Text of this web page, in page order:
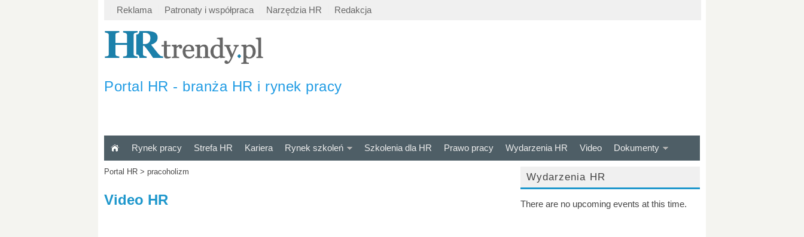
Reklama Patronaty i współpraca Narzędzia HR Redakcja
Portal HR - branża HR i rynek pracy
Rynek pracy Strefa HR Kariera Rynek szkoleń Szkolenia dla HR Prawo pracy Wydarzenia HR Video Dokumenty
Portal HR > pracoholizm
Video HR
Wydarzenia HR
There are no upcoming events at this time.